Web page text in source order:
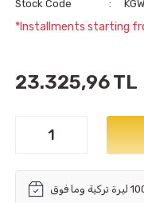
Stock Code
*Installments starting
23.325,96 TL